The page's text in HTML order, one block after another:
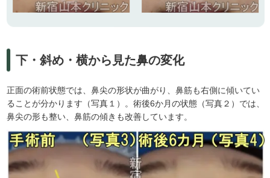
下・斜め・横から見た鼻の変化
正面の術前状態では、鼻尖の形状が曲がり、鼻筋も右側に傾いてい
ることが分かります（写真１）。術後6か月の状態（写真２）では、
鼻尖の形も整い、鼻筋の傾きも改善しています。